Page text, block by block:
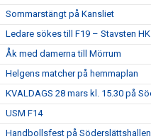
Sommarstängt på Kansliet
Ledare sökes till F19 – Stavsten HK
Åk med damerna till Mörrum
Helgens matcher på hemmaplan
KVALDAGS 28 mars kl. 15.30 på
USM F14
Handbollsfest på